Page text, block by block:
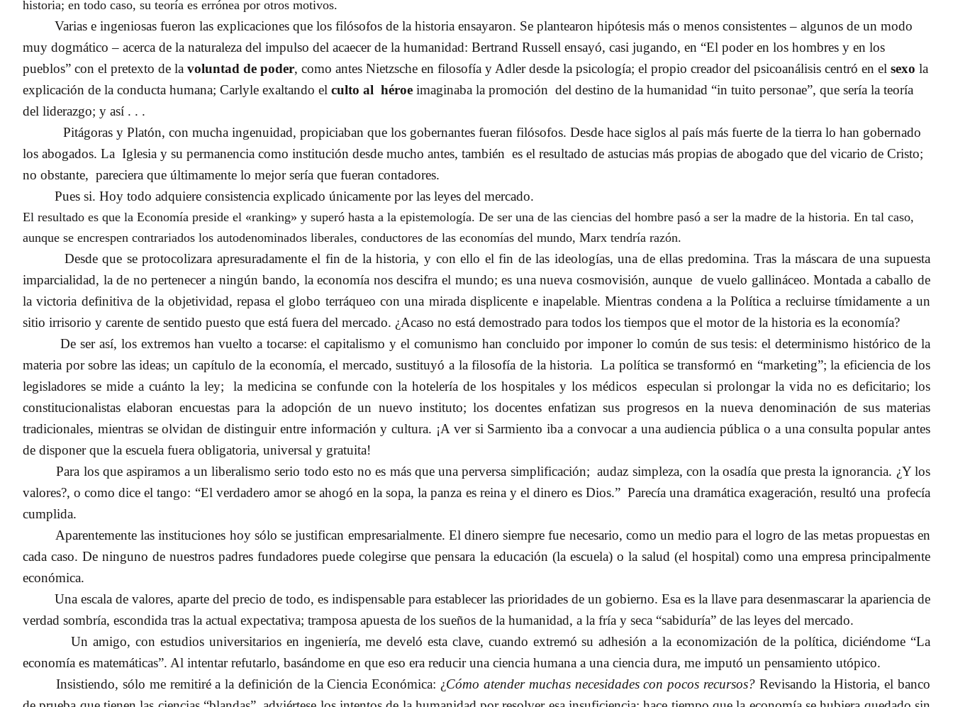
historia; en todo caso, su teoría es errónea por otros motivos.
Varias e ingeniosas fueron las explicaciones que los filósofos de la historia ensayaron. Se plantearon hipótesis más o menos consistentes – algunos de un modo
muy dogmático – acerca de la naturaleza del impulso del acaecer de la humanidad: Bertrand Russell ensayó, casi jugando, en “El poder en los hombres y en los
pueblos” con el pretexto de la voluntad de poder, como antes Nietzsche en filosofía y Adler desde la psicología; el propio creador del psicoanálisis centró en el sexo la
explicación de la conducta humana; Carlyle exaltando el culto al héroe imaginaba la promoción del destino de la humanidad “in tuito personae”, que sería la teoría
del liderazgo; y así . . .
Pitágoras y Platón, con mucha ingenuidad, propiciaban que los gobernantes fueran filósofos. Desde hace siglos al país más fuerte de la tierra lo han gobernado
los abogados. La Iglesia y su permanencia como institución desde mucho antes, también es el resultado de astucias más propias de abogado que del vicario de Cristo;
no obstante, pareciera que últimamente lo mejor sería que fueran contadores.
Pues si. Hoy todo adquiere consistencia explicado únicamente por las leyes del mercado.
El resultado es que la Economía preside el «ranking» y superó hasta a la epistemología. De ser una de las ciencias del hombre pasó a ser la madre de la historia. En tal caso,
aunque se encrespen contrariados los autodenominados liberales, conductores de las economías del mundo, Marx tendría razón.
Desde que se protocolizara apresuradamente el fin de la historia, y con ello el fin de las ideologías, una de ellas predomina. Tras la máscara de una supuesta
imparcialidad, la de no pertenecer a ningún bando, la economía nos descifra el mundo; es una nueva cosmovisión, aunque de vuelo gallináceo. Montada a caballo de
la victoria definitiva de la objetividad, repasa el globo terráqueo con una mirada displicente e inapelable. Mientras condena a la Política a recluirse tímidamente a un
sitio irrisorio y carente de sentido puesto que está fuera del mercado. ¿Acaso no está demostrado para todos los tiempos que el motor de la historia es la economía?
De ser así, los extremos han vuelto a tocarse: el capitalismo y el comunismo han concluido por imponer lo común de sus tesis: el determinismo histórico de la
materia por sobre las ideas; un capítulo de la economía, el mercado, sustituyó a la filosofía de la historia. La política se transformó en “marketing”; la eficiencia de los
legisladores se mide a cuánto la ley;
la medicina se confunde con la hotelería de los hospitales y los médicos
especulan si prolongar la vida no es deficitario; los
constitucionalistas elaboran encuestas para la adopción de un nuevo instituto; los docentes enfatizan sus progresos en la nueva denominación de sus materias
tradicionales, mientras se olvidan de distinguir entre información y cultura. ¡A ver si Sarmiento iba a convocar a una audiencia pública o a una consulta popular antes
de disponer que la escuela fuera obligatoria, universal y gratuita!
Para los que aspiramos a un liberalismo serio todo esto no es más que una perversa simplificación; audaz simpleza, con la osadía que presta la ignorancia. ¿Y los
valores?, o como dice el tango: “El verdadero amor se ahogó en la sopa, la panza es reina y el dinero es Dios.” Parecía una dramática exageración, resultó una profecía
cumplida.
Aparentemente las instituciones hoy sólo se justifican empresarialmente. El dinero siempre fue necesario, como un medio para el logro de las metas propuestas en
cada caso. De ninguno de nuestros padres fundadores puede colegirse que pensara la educación (la escuela) o la salud (el hospital) como una empresa principalmente
económica.
Una escala de valores, aparte del precio de todo, es indispensable para establecer las prioridades de un gobierno. Esa es la llave para desenmascarar la apariencia de
verdad sombría, escondida tras la actual expectativa; tramposa apuesta de los sueños de la humanidad, a la fría y seca “sabiduría” de las leyes del mercado.
Un amigo, con estudios universitarios en ingeniería, me develó esta clave, cuando extremó su adhesión a la economización de la política, diciéndome “La
economía es matemáticas”. Al intentar refutarlo, basándome en que eso era reducir una ciencia humana a una ciencia dura, me imputó un pensamiento utópico.
Insistiendo, sólo me remitiré a la definición de la Ciencia Económica: ¿Cómo atender muchas necesidades con pocos recursos?Revisando la Historia, el banco